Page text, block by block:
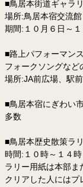
■鳥居本街道ギャラ
場所:鳥居本宿交流館
期間:１０月６日～１
■路上パフォーマン
フォークソングなど
場所:JA前広場、駅
■鳥居本宿にぎわい
多数
■鳥居本歴史散策ラ
時間:１０時～１４時
ラリー用紙は本部ま
クリアした人にはプ